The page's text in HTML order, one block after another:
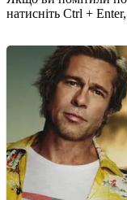
натисніть Ctrl +